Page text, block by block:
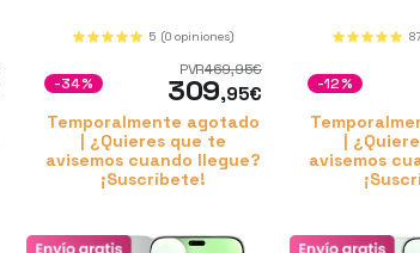
5 (0 opiniones)
PVR469,95€
309,95€
-34%
Temporalmente agotado
| ¿Quieres que te
avisemos cuando llegue?
¡Suscríbete!
-12%
|
avisemos